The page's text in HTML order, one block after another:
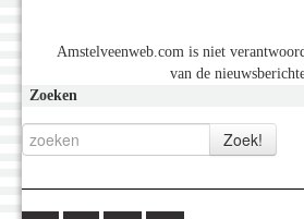
Amstelveenweb.com is niet
van de
Zoeken